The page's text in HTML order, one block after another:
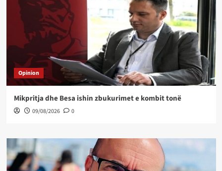
Opinion
Mikpritja dhe Besa ishin zbukurimet e kombit tonë
09/08/2026 0